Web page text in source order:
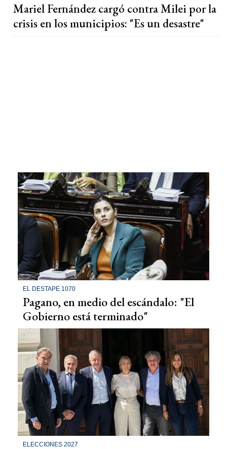
Mariel Fernández cargó contra Milei por la
crisis en los municipios: "Es un desastre"
EL DESTAPE 1070
Pagano, en medio del escándalo: "El
Gobierno está terminado"
ELECCIONES 2027